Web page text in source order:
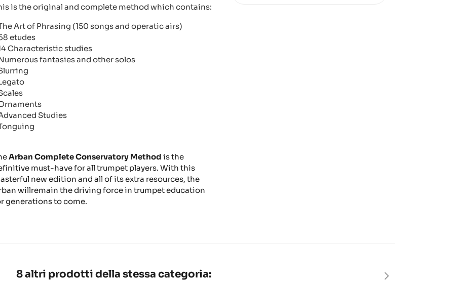
is the original and complete method which contains:
Art of Phrasing (150 songs and operatic airs)
etudes
Characteristic studies
fantasies and other solos
Studies
Arban Complete Conservatory Method is the
must-have for all trumpet players. With this
new edition and all of its extra resources, the
willremain the driving force in trumpet education
generations to come.
8 altri prodotti della stessa categoria: